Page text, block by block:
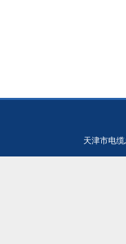
天津市电